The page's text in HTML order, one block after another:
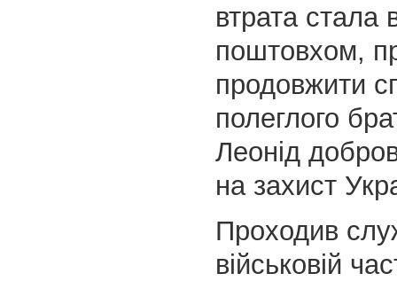
втрата стала
поштовхом,
продовжити
полеглого
Леонід
на захист
Проходив
військовій